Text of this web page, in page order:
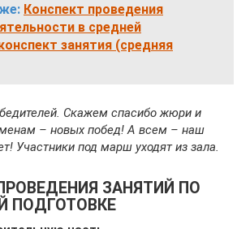
Конспект проведения
в средней
занятия (средняя
Скажем спасибо жюри и
– новых побед! А всем – наш
Участники под марш уходят из зала.
ЗАНЯТИЙ ПО
ПОДГОТОВКЕ